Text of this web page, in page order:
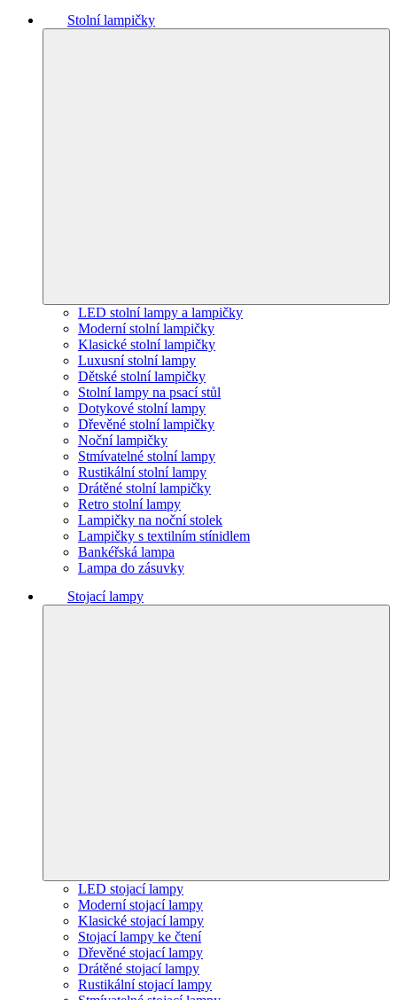
Stolní lampičky
LED stolní lampy a lampičky
Moderní stolní lampičky
Klasické stolní lampičky
Luxusní stolní lampy
Dětské stolní lampičky
Stolní lampy na psací stůl
Dotykové stolní lampy
Dřevěné stolní lampičky
Noční lampičky
Stmívatelné stolní lampy
Rustikální stolní lampy
Drátěné stolní lampičky
Retro stolní lampy
Lampičky na noční stolek
Lampičky s textilním stínidlem
Bankéřská lampa
Lampa do zásuvky
Stojací lampy
LED stojací lampy
Moderní stojací lampy
Klasické stojací lampy
Stojací lampy ke čtení
Dřevěné stojací lampy
Drátěné stojací lampy
Rustikální stojací lampy